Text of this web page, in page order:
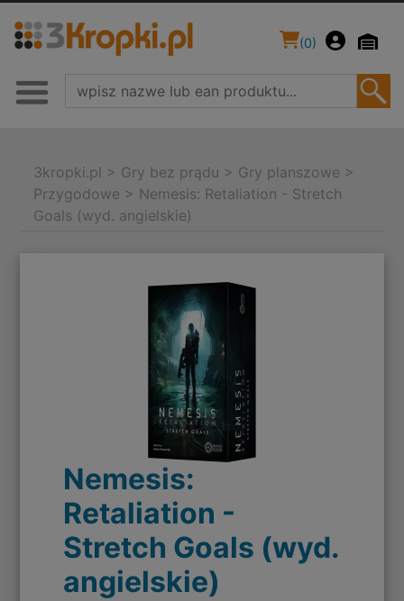
(0)
3kropki.pl > Gry bez prądu > Gry planszowe >
Przygodowe > Nemesis: Retaliation - Stretch
Goals (wyd. angielskie)
Nemesis:
Retaliation -
Stretch Goals (wyd.
angielskie)